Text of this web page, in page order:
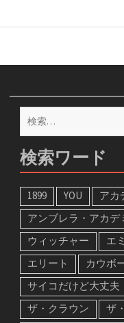
検
索:
検索ワード
1899 YOU アカ
アンブレラ・アカデ
ウィッチャー
エ
エリート
カウボ
サイコだけど大丈夫
ザ・クラウン
ザ